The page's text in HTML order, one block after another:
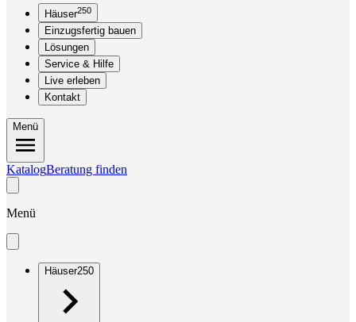
Häuser250
Einzugsfertig bauen
Lösungen
Service & Hilfe
Live erleben
Kontakt
Menü
KatalogBeratung finden
Menü
Häuser250